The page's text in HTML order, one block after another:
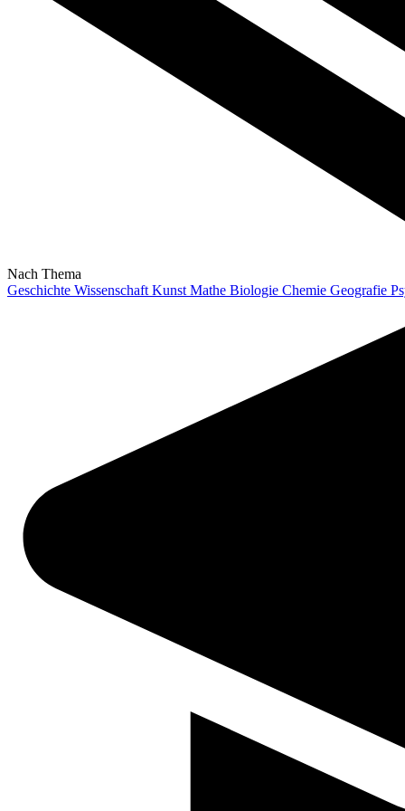
Nach Thema
Geschichte Wissenschaft Kunst Mathe Biologie Chemie Geografie